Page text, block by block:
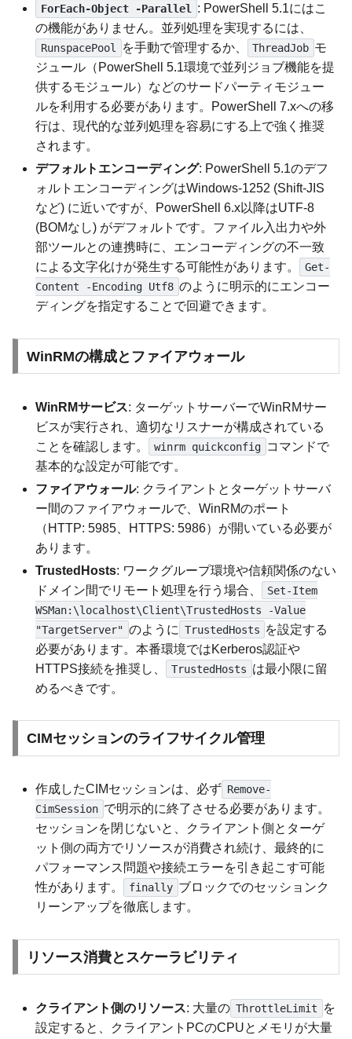
ForEach-Object -Parallel
: PowerShell 5.1にはこ
の機能がありません。並列処理を実現するには、
RunspacePool を手動で管理するか、 ThreadJob モ
ジュール（PowerShell 5.1環境で並列ジョブ機能を提
供するモジュール）などのサードパーティモジュー
ルを利用する必要があります。PowerShell 7.xへの移
行は、現代的な並列処理を容易にする上で強く推奨
されます。
デフォルトエンコーディング: PowerShell 5.1のデフ
ォルトエンコーディングはWindows-1252 (Shift-JIS
など) に近いですが、PowerShell 6.x以降はUTF-8
(BOMなし) がデフォルトです。ファイル入出力や外
部ツールとの連携時に、エンコーディングの不一致
による文字化けが発生する可能性があります。
Get-
Content -Encoding Utf8 のように明示的にエンコー
ディングを指定することで回避できます。
WinRMの構成とファイアウォール
WinRMサービス: ターゲットサーバーでWinRMサー
ビスが実行され、適切なリスナーが構成されている
ことを確認します。
winrm quickconfig コマンドで
基本的な設定が可能です。
ファイアウォール: クライアントとターゲットサーバ
ー間のファイアウォールで、WinRMのポート
（HTTP: 5985、HTTPS: 5986）が開いている必要が
あります。
TrustedHosts: ワークグループ環境や信頼関係のない
ドメイン間でリモート処理を行う場合、
Set-Item
WSMan:\localhost\Client\TrustedHosts -Value
"TargetServer" のように TrustedHosts を設定する
必要があります。本番環境ではKerberos認証や
HTTPS接続を推奨し、
TrustedHosts は最小限に留
めるべきです。
CIMセッションのライフサイクル管理
作成したCIMセッションは、必ず Remove-
CimSession で明示的に終了させる必要があります。
セッションを閉じないと、クライアント側とターゲ
ット側の両方でリソースが消費され続け、最終的に
パフォーマンス問題や接続エラーを引き起こす可能
性があります。
finally ブロックでのセッションク
リーンアップを徹底します。
リソース消費とスケーラビリティ
クライアント側のリソース: 大量の ThrottleLimit
を
設定すると、クライアントPCのCPUとメモリが大量